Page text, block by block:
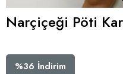
Narçiçeği Pöti
%36 İndirim